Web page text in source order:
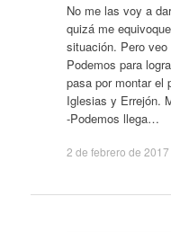
No me las voy a
quizá me
situación. Pero
Podemos para
pasa por montar el
Iglesias y Errejón.
-Podemos llega…
2 de febrero de 2017